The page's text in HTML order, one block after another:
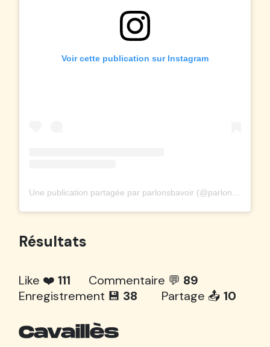
Voir cette publication sur Instagram
Résultats
Like ❤️ 111 Commentaire 💬 89
Enregistrement 💾 38 Partage 📤 10
Cavaillès